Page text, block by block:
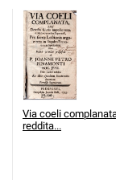
Via coeli
reddita...